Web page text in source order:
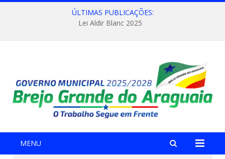
ÚLTIMAS PUBLICAÇÕES:
Lei Aldir Blanc 2025
MENU